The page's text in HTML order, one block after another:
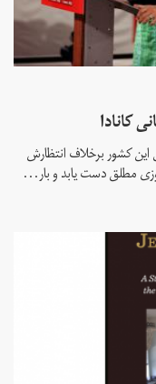
کانادا
این کشور برخلاف انتظارش
مطلق دست یابد و بار...